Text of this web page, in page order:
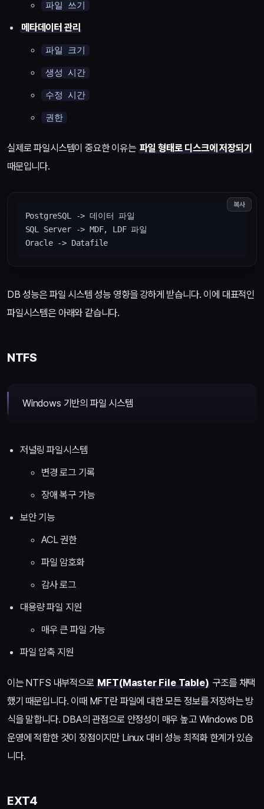
파일 쓰기
메타데이터 관리
파일 크기
생성 시간
수정 시간
권한
실제로 파일시스템이 중요한 이유는 파일 형태로 디스크에 저장되기
때문입니다.
PostgreSQL -> 데이터 파일
SQL Server -> MDF, LDF 파일
복사
DB 성능은 파일 시스템 성능 영향을 강하게 받습니다. 이에 대표적인
파일시스템은 아래와 같습니다.
NTFS
Windows 기반의 파일 시스템
저널링 파일시스템
변경 로그 기록
장애 복구 가능
보안 기능
ACL 권한
파일 암호화
감사 로그
대용량 파일 지원
매우 큰 파일 가능
파일 압축 지원
이는 NTFS 내부적으로MFT(Master File Table) 구조를 채택
했기 때문입니다. 이때 MFT란 파일에 대한 모든 정보를 저장하는 방
식을 말합니다. DBA의 관점으로 안정성이 매우 높고 Windows DB
운영에 적합한 것이 장점이지만 Linux 대비 성능 최적화 한계가 있습
니다.
EXT4